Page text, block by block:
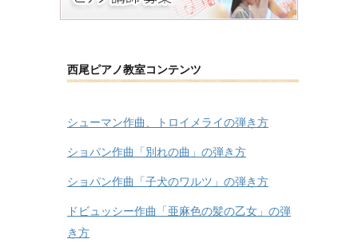
西尾ピアノ教室コンテンツ
シューマン作曲、トロイメライの弾き方
ショパン作曲「別れの曲」の弾き方
ショパン作曲「子犬のワルツ」の弾き方
ドビュッシー作曲「亜麻色の髪の乙女」の弾
き方